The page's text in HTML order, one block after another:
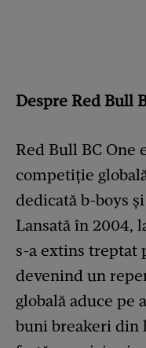
Despre Red Bull
Red Bull BC One
competiție
dedicată b-boys
Lansată în 2004,
s-a extins treptat
devenind un
globală aduce pe
buni breakeri din